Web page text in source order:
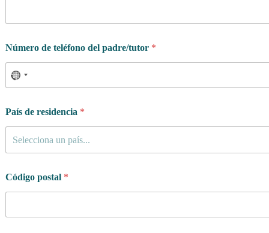
n
q
t
u
d
¿
u
u
Número de teléfono del padre/tutor *
País de residencia *
Selecciona un país...
Código postal *